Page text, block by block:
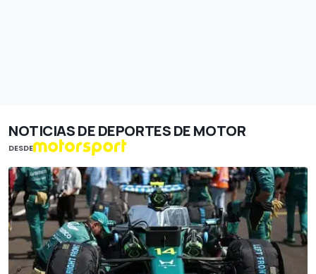
NOTICIAS DE DEPORTES DE MOTOR
DESDE